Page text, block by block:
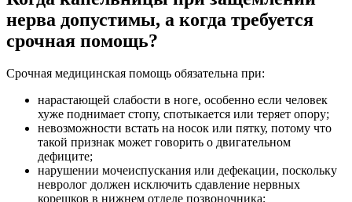
нерва допустимы, а когда требуется
срочная помощь?
Срочная медицинская помощь обязательна при:
нарастающей слабости в ноге, особенно если человек
хуже поднимает стопу, спотыкается или теряет опору;
невозможности встать на носок или пятку, потому что
такой признак может говорить о двигательном
дефиците;
нарушении мочеиспускания или дефекации, поскольку
невролог должен исключить сдавление нервных
корешков в нижнем отделе позвоночника;